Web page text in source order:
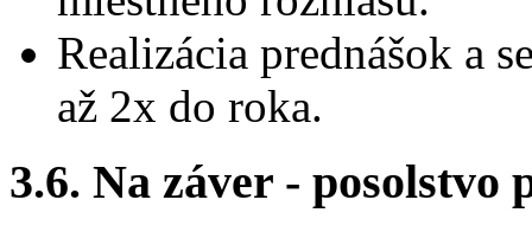
Realizácia prednášok a
až 2x do roka.
3.6. Na záver - posolstvo